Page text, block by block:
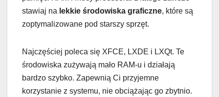
stawiaj na lekkie środowiska graficzne, które są
zoptymalizowane pod starszy sprzęt.
Najczęściej poleca się XFCE, LXDE i LXQt. Te
środowiska zużywają mało RAM-u i działają
bardzo szybko. Zapewnią Ci przyjemne
korzystanie z systemu, nie obciążając go zbytnio.